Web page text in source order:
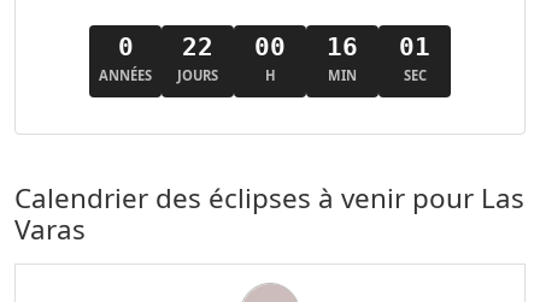
0
ANNÉES
22
JOURS
00
H
15
MIN
59
SEC
Calendrier des éclipses à venir pour Las
Varas